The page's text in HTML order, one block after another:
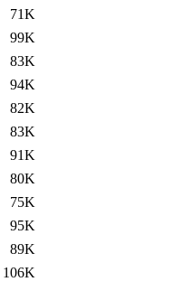
71K
99K
83K
94K
82K
83K
91K
80K
75K
95K
89K
106K